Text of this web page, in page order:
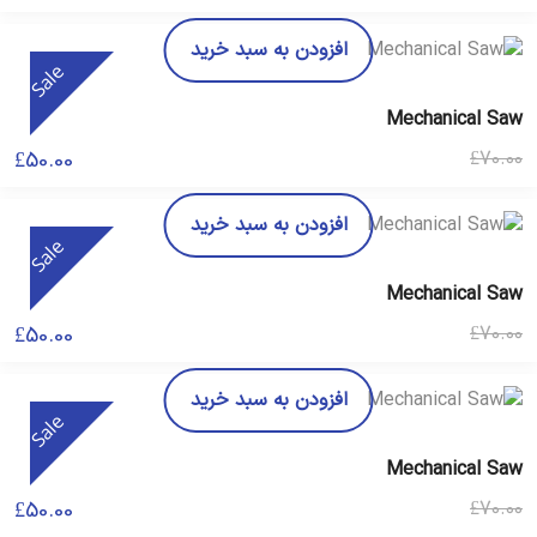
افزودن به سبد خرید
Sale
Mechanical Saw
£70.00 قیمت
£70.00
£50.00
قیمت
£50.00
افزودن به سبد خرید
Sale
Mechanical Saw
£70.00 قیمت
£70.00
£50.00
قیمت
£50.00
افزودن به سبد خرید
Sale
Mechanical Saw
£70.00 قیمت
£50.00
قیمت